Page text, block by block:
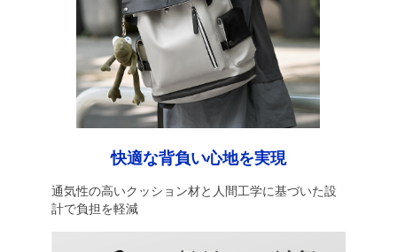
快適な背負い心地を実現
通気性の高いクッション材と人間工学に基づいた設
計で負担を軽減